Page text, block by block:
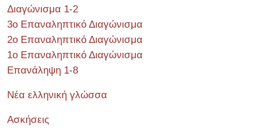
Διαγώνισμα 1-2
3ο Επαναληπτικό Διαγώνισμα
2ο Επαναληπτικό Διαγώνισμα
1ο Επαναληπτικό Διαγώνισμα
Επανάληψη 1-8
Νέα ελληνική γλώσσα
Ασκήσεις